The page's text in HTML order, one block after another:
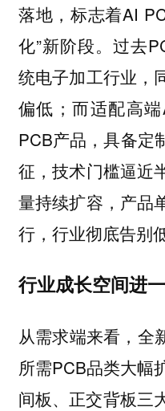
落地，标志着AI
化”新阶段。过去
统电子加工行业，
偏低；而适配高
PCB产品，具备定
征，技术门槛逼近
量持续扩容，产品
行，行业彻底告别
行业成长空间进
从需求端来看，全
所需PCB品类大幅
间板、正交背板三